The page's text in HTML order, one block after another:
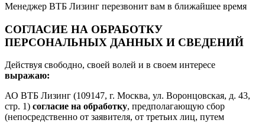
Менеджер ВТБ Лизинг перезвонит вам в ближайшее время
СОГЛАСИЕ НА ОБРАБОТКУ
ПЕРСОНАЛЬНЫХ ДАННЫХ И СВЕДЕНИЙ
Действуя свободно, своей волей и в своем интересе
выражаю:
АО ВТБ Лизинг (109147, г. Москва, ул. Воронцовская, д. 43,
стр. 1) согласие на обработку, предполагающую сбор
(непосредственно от заявителя, от третьих лиц, путем